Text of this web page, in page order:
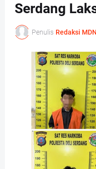
Serdang
Penulis Redaksi MDN